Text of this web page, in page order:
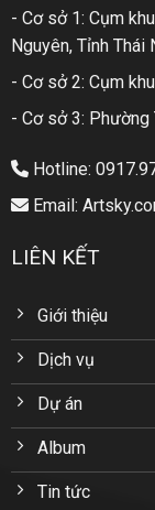
- Cơ sở 1: Cụm
Nguyên, Tỉnh Thái
- Cơ sở 2: Cụm
- Cơ sở 3: Phường
Hotline:
Email:
LIÊN KẾT
Giới thiệu
Dịch vụ
Dự án
Album
Tin tức